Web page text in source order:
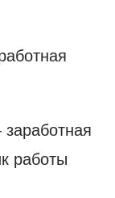
работы